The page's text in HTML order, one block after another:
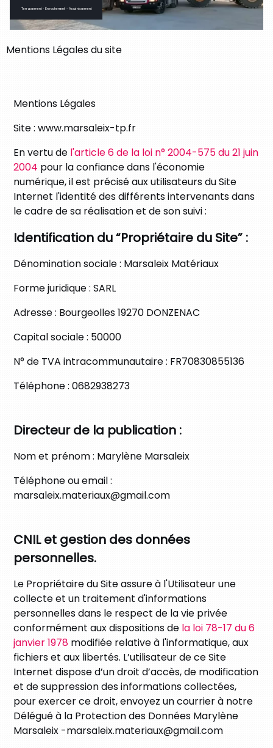
Terrassement - Enrochement - Assainissement
Pour vos aménagements extérieurs
Mentions Légales du site
Mentions Légales
Site :www.marsaleix-tp.fr
En vertu de l'article 6 de la loi n° 2004-575 du 21 juin
2004 pour la confiance dans l'économie
numérique, il est précisé aux utilisateurs du Site
Internet l'identité des différents intervenants dans
le cadre de sa réalisation et de son suivi :
Identification du “Propriétaire du Site” :
Dénomination sociale : Marsaleix Matériaux
Forme juridique :SARL
Adresse : Bourgeolles 19270 DONZENAC
Capital sociale : 50000
N° de TVA intracommunautaire : FR70830855136
Téléphone : 0682938273
Directeur de la publication :
Nom et prénom : Marylène Marsaleix
Téléphone ou email :
marsaleix.materiaux@gmail.com
CNIL et gestion des données
personnelles.
Le Propriétaire du Site assure à l'Utilisateur une
collecte et un traitement d'informations
personnelles dans le respect de la vie privée
conformément aux dispositions de la loi 78-17 du 6
janvier 1978 modifiée relative à l'informatique, aux
fichiers et aux libertés. L’utilisateur de ce Site
Internet dispose d’un droit d’accès, de modification
et de suppression des informations collectées,
pour exercer ce droit, envoyez un courrierà notre
Délégué à la Protection des Données Marylène
Marsaleix -marsaleix.materiaux@gmail.com